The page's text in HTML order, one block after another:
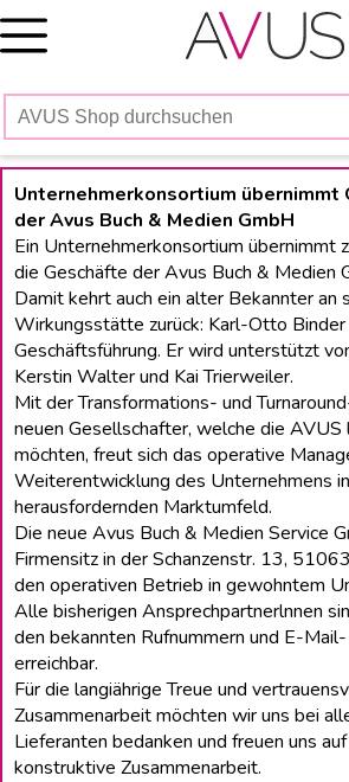
Skip
to
Unternehmerkonsortium
der Avus Buch & Medien GmbH
Ein Unternehmerkonsortium übernimmt
die Geschäfte der Avus Buch & Medien
Damit kehrt auch ein alter Bekannter an
Wirkungsstätte zurück: Karl-Otto
Geschäftsführung. Er wird unterstützt
Kerstin Walter und Kai Trierweiler.
Mit der Transformations- und
neuen Gesellschafter, welche die
möchten, freut sich das operative
Weiterentwicklung des Unternehmens
herausfordernden Marktumfeld.
Die neue Avus Buch & Medien Service
Firmensitz in der Schanzenstr. 13,
den operativen Betrieb in gewohntem
Alle bisherigen Ansprechpartnerlnnen
den bekannten Rufnummern und E-
erreichbar.
Für die langiährige Treue und
Zusammenarbeit möchten wir uns bei
Lieferanten bedanken und freuen uns
konstruktive Zusammenarbeit.